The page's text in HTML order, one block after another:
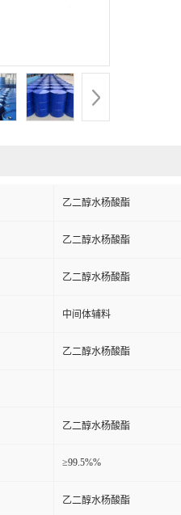
乙二醇水杨酸酯
乙二醇水杨酸酯
乙二醇水杨酸酯
中间体辅料
乙二醇水杨酸酯
乙二醇水杨酸酯
≥99.5%%
乙二醇水杨酸酯